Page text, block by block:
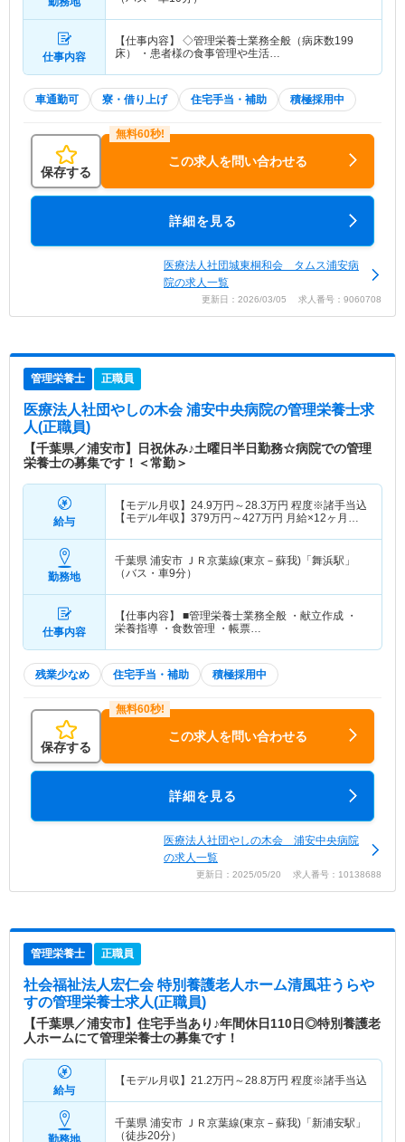
仕事内容
【仕事内容】 ◇管理栄養士業務全般（病床数199
床） ・患者様の食事管理や生活…
車通勤可 寮・借り上げ 住宅手当・補助 積極採用中
保存する
この求人を問い合わせる
詳細を見る
医療法人社団城東桐和会 タムス浦安病
院の求人一覧
更新日：2026/03/05 求人番号：9060708
管理栄養士 正職員
医療法人社団やしの木会 浦安中央病院の管理栄養士求
人(正職員)
【千葉県／浦安市】日祝休み♪土曜日半日勤務☆病院での管理
栄養士の募集です！＜常勤＞
給与
【モデル月収】 24.9万円～28.3万円 程度※諸手当込
【モデル年収】 379万円～427万円 月給×12ヶ月＋
勤務地
千葉県 浦安市 ＪＲ京葉線(東京－蘇我)「舞浜駅」
（バス・車9分）
仕事内容
【仕事内容】 ■管理栄養士業務全般 ・献立作成 ・
栄養指導 ・食数管理 ・帳票…
残業少なめ 住宅手当・補助 積極採用中
保存する
この求人を問い合わせる
詳細を見る
医療法人社団やしの木会 浦安中央病院
の求人一覧
更新日：2025/05/20 求人番号：10138688
管理栄養士 正職員
社会福祉法人宏仁会 特別養護老人ホーム清風荘うらや
すの管理栄養士求人(正職員)
【千葉県／浦安市】住宅手当あり♪年間休日110日◎特別養護老
人ホームにて管理栄養士の募集です！
給与
【モデル月収】 21.2万円～28.8万円 程度※諸手当込
千葉県 浦安市 ＪＲ京葉線(東京－蘇我)「新浦安駅」
（徒歩20分）